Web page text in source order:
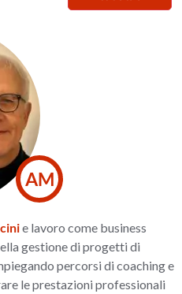
AM
e lavoro come business
gestione di progetti di
percorsi di coaching e
le prestazioni professionali